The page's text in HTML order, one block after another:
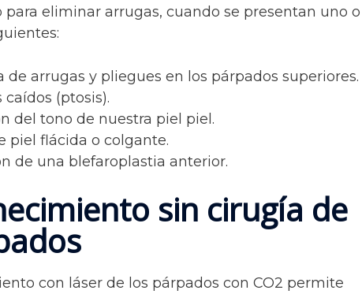
eliminar arrugas, cuando se presentan uno o
de arrugas y pliegues en los párpados superiores.
caídos (ptosis).
del tono de nuestra piel piel.
piel flácida o colgante.
de una blefaroplastia anterior.
sin cirugía de
con láser de los párpados con CO2 permite